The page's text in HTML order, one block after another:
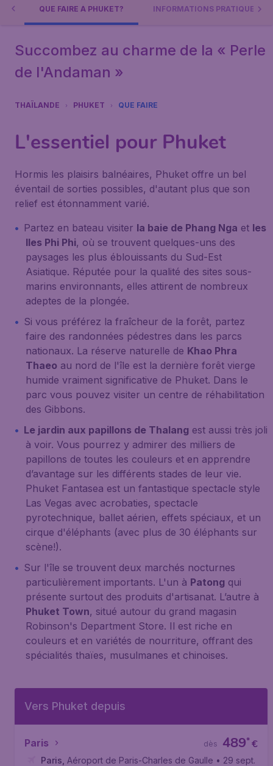
QUE FAIRE À PHUKET? INFORMATIONS PRATIQUES
Succombez au charme de la « Perle
de l'Andaman »
THAÏLANDE PHUKET QUE FAIRE
L'essentiel pour Phuket
Hormis les plaisirs balnéaires, Phuket offre un bel
éventail de sorties possibles, d'autant plus que son
relief est étonnamment varié.
Partez en bateau visiter la baie de Phang Nga et les
Iles Phi Phi, où se trouvent quelques-uns des
paysages les plus éblouissants du Sud-Est
Asiatique. Réputée pour la qualité des sites sous-
marins environnants, elles attirent de nombreux
adeptes de la plongée.
Si vous préférez la fraîcheur de la forêt, partez
faire des randonnées pédestres dans les parcs
nationaux. La réserve naturelle de Khao Phra
Thaeo au nord de l'île est la dernière forêt vierge
humide vraiment significative de Phuket. Dans le
parc vous pouvez visiter un centre de réhabilitation
des Gibbons.
Le jardin aux papillons de Thalang est aussi très joli
à voir. Vous pourrez y admirer des milliers de
papillons de toutes les couleurs et en apprendre
d’avantage sur les différents stades de leur vie.
Phuket Fantasea est un fantastique spectacle style
Las Vegas avec acrobaties, spectacle
pyrotechnique, ballet aérien, effets spéciaux, et un
cirque d'éléphants (avec plus de 30 éléphants sur
scène!).
Sur l'île se trouvent deux marchés nocturnes
particulièrement importants. L'un à Patong qui
présente surtout des produits d'artisanat. L’autre à
Phuket Town, situé autour du grand magasin
Robinson's Department Store. Il est riche en
couleurs et en variétés de nourriture, offrant des
spécialités thaïes, musulmanes et chinoises.
Vers Phuket depuis
Paris €
489*
dès
Paris Aéroport de Paris-Charles de Gaulle • 29 sept.